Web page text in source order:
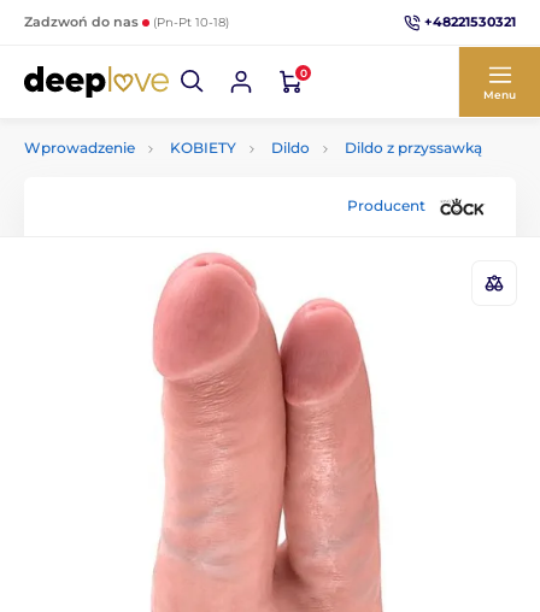
Zadzwoń do nas (Pn-Pt 10-18) +48221530321
0
Menu
Wprowadzenie KOBIETY Dildo Dildo z przyssawką
Producent